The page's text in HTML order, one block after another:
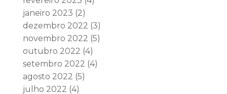
janeiro 2023 (2)
dezembro 2022 (3)
novembro 2022 (5)
outubro 2022 (4)
setembro 2022 (4)
agosto 2022 (5)
julho 2022 (4)